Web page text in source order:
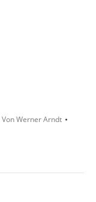
VonWerner Arndt